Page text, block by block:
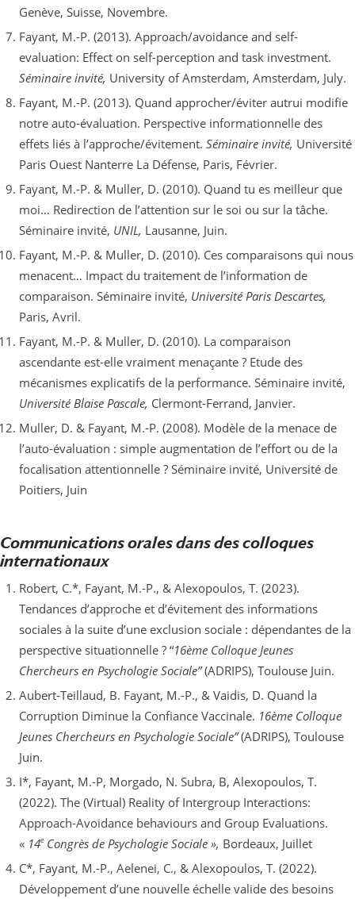
Genève, Suisse, Novembre.
Fayant, M.-P. (2013). Approach/avoidance and self-
evaluation: Effect on self-perception and task investment.
Séminaire invité, University of Amsterdam, Amsterdam, July.
Fayant, M.-P. (2013). Quand approcher/éviter autrui modifie
notre auto-évaluation. Perspective informationnelle des
effets liés à l’approche/évitement. Séminaire invité, Université
Paris Ouest Nanterre La Défense, Paris, Février.
Fayant, M.-P. & Muller, D. (2010). Quand tu es meilleur que
moi… Redirection de l’attention sur le soi ou sur la tâche.
Séminaire invité, UNIL, Lausanne, Juin.
Fayant, M.-P. & Muller, D. (2010). Ces comparaisons qui nous
menacent… Impact du traitement de l’information de
comparaison. Séminaire invité, Université Paris Descartes,
Paris, Avril.
Fayant, M.-P. & Muller, D. (2010). La comparaison
ascendante est-elle vraiment menaçante ? Etude des
mécanismes explicatifs de la performance. Séminaire invité,
Université Blaise Pascale, Clermont-Ferrand, Janvier.
Muller, D. & Fayant, M.-P. (2008). Modèle de la menace de
l’auto-évaluation : simple augmentation de l’effort ou de la
focalisation attentionnelle ? Séminaire invité, Université de
Poitiers, Juin
Communications orales dans des colloques
internationaux
Robert, C.*, Fayant, M.-P., & Alexopoulos, T. (2023).
Tendances d’approche et d’évitement des informations
sociales à la suite d’une exclusion sociale : dépendantes de la
perspective situationnelle ? “16ème Colloque Jeunes
Chercheurs en Psychologie Sociale”(ADRIPS), Toulouse Juin.
Aubert-Teillaud, B. Fayant, M.-P., & Vaidis, D. Quand la
Corruption Diminue la Confiance Vaccinale. 16ème Colloque
Jeunes Chercheurs en Psychologie Sociale”(ADRIPS), Toulouse
Juin.
I*, Fayant, M.-P, Morgado, N. Subra, B, Alexopoulos, T.
(2022). The (Virtual) Reality of Intergroup Interactions:
Approach-Avoidance behaviours and Group Evaluations.
« 14eCongrès de Psychologie Sociale », Bordeaux, Juillet
C*, Fayant, M.-P., Aelenei, C., & Alexopoulos, T. (2022).
Développement d’une nouvelle échelle valide des besoins